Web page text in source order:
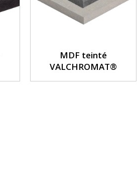
MDF teinté
VALCHROMAT®